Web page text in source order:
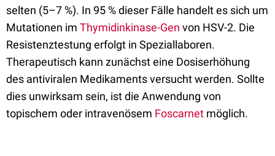
selten (5–7 %). In 95 % dieser Fälle handelt es sich um
Mutationen im Thymidinkinase-Gen von HSV-2. Die
Resistenztestung erfolgt in Speziallaboren.
Therapeutisch kann zunächst eine Dosiserhöhung
des antiviralen Medikaments versucht werden. Sollte
dies unwirksam sein, ist die Anwendung von
topischem oder intravenösem Foscarnet möglich.